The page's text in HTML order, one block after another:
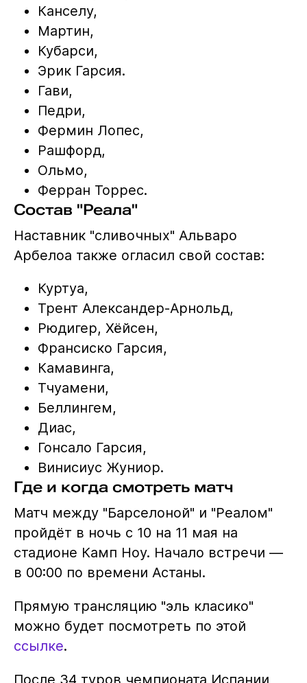
Канселу,
Мартин,
Кубарси,
Эрик Гарсия.
Гави,
Педри,
Фермин Лопес,
Рашфорд,
Ольмо,
Ферран Торрес.
Состав "Реала"
Наставник "сливочных" Альваро
Арбелоа также огласил свой состав:
Куртуа,
Трент Александер-Арнольд,
Рюдигер, Хёйсен,
Франсиско Гарсия,
Камавинга,
Тчуамени,
Беллингем,
Диас,
Гонсало Гарсия,
Винисиус Жуниор.
Где и когда смотреть матч
Матч между "Барселоной" и "Реалом"
пройдёт в ночь с 10 на 11 мая на
стадионе Камп Ноу. Начало встречи —
в 00:00 по времени Астаны.
Прямую трансляцию "эль класико"
можно будет посмотреть по этой
ссылке.
После 34 туров чемпионата Испании